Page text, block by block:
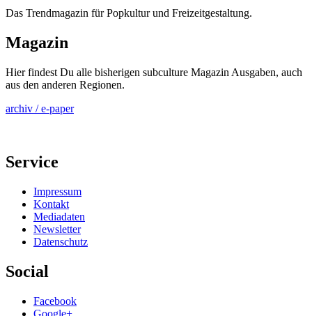
Das Trendmagazin für Popkultur und Freizeitgestaltung.
Magazin
Hier findest Du alle bisherigen subculture Magazin Ausgaben, auch
aus den anderen Regionen.
archiv / e-paper
Service
Impressum
Kontakt
Mediadaten
Newsletter
Datenschutz
Social
Facebook
Google+